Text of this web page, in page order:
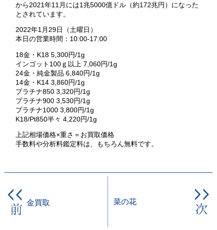
から2021年11月には1兆5000億ドル（約172兆円）になった
とされています。
2022年1月29日（土曜日）
本日の営業時間：10:00-17:00
18金・K18 5,300円/1g
インゴット100ｇ以上 7,060円/1g
24金・純金製品 6,840円/1g
14金・K14 3,860円/1g
プラチナ850 3,320円/1g
プラチナ900 3,530円/1g
プラチナ1000 3,800円/1g
K18/Pt850半々 4,220円/1g
上記相場価格×重さ＝お買取価格
手数料や分析料鑑定料は、もちろん無料です。
金買取 菜の花